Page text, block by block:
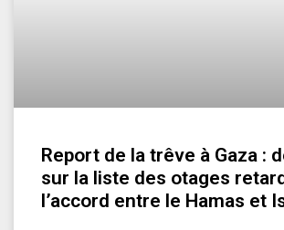
Report de la trêve à Gaza :
sur la liste des otages
l’accord entre le Hamas et